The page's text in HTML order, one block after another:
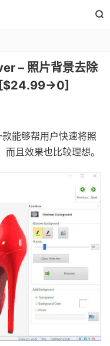

– 照片背景去除
款能够帮用户快速将照
且效果也比较理想。